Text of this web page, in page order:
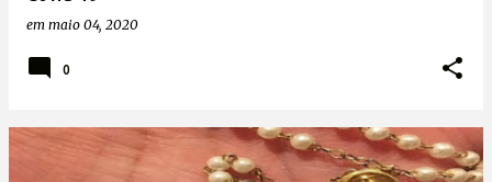
em maio 04, 2020
0